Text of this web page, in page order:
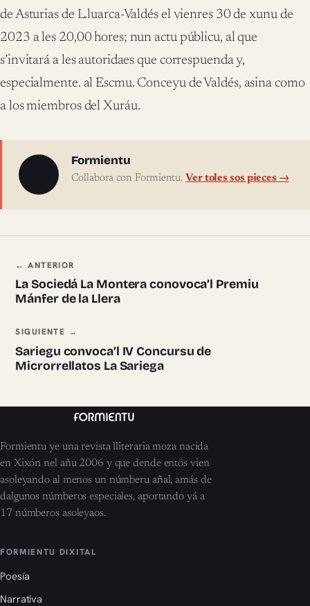
de Asturias de L.luarca-Valdés el vienres 30 de xunu de
2023 a les 20,00 hores; nun actu públicu, al que
s’invitará a les autoridaes que correspuenda y,
especialmente. al Escmu. Conceyu de Valdés, asina como
a los miembros del Xuráu.
Sobre l'autor
Formientu
Collabora con Formientu.Ver toles sos pieces →
Navegación ente pieces
← ANTERIOR
La Sociedá La Montera conovoca’l Premiu
Mánfer de la Llera
SIGUIENTE →
Sariegu convoca’l IV Concursu de
Microrrellatos La Sariega
Formientu ye una revista lliteraria moza nacida
en Xixón nel añu 2006 y que dende entós vien
asoleyando al menos un númberu añal, amás de
dalgunos númberos especiales, aportando yá a
17 númberos asoleyaos.
FORMIENTU DIXITAL
Poesía
Narrativa